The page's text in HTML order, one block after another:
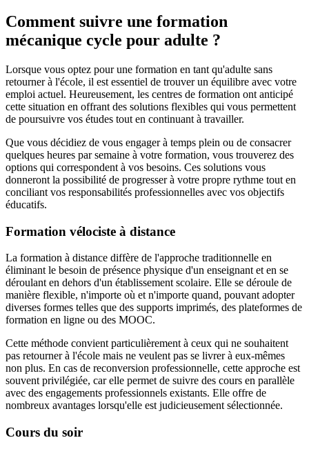
Comment suivre une formation
mécanique cycle pour adulte ?
Lorsque vous optez pour une formation en tant qu'adulte sans
retourner à l'école, il est essentiel de trouver un équilibre avec votre
emploi actuel. Heureusement, les centres de formation ont anticipé
cette situation en offrant des solutions flexibles qui vous permettent
de poursuivre vos études tout en continuant à travailler.
Que vous décidiez de vous engager à temps plein ou de consacrer
quelques heures par semaine à votre formation, vous trouverez des
options qui correspondent à vos besoins. Ces solutions vous
donneront la possibilité de progresser à votre propre rythme tout en
conciliant vos responsabilités professionnelles avec vos objectifs
éducatifs.
Formation vélociste à distance
La formation à distance diffère de l'approche traditionnelle en
éliminant le besoin de présence physique d'un enseignant et en se
déroulant en dehors d'un établissement scolaire. Elle se déroule de
manière flexible, n'importe où et n'importe quand, pouvant adopter
diverses formes telles que des supports imprimés, des plateformes de
formation en ligne ou des MOOC.
Cette méthode convient particulièrement à ceux qui ne souhaitent
pas retourner à l'école mais ne veulent pas se livrer à eux-mêmes
non plus. En cas de reconversion professionnelle, cette approche est
souvent privilégiée, car elle permet de suivre des cours en parallèle
avec des engagements professionnels existants. Elle offre de
nombreux avantages lorsqu'elle est judicieusement sélectionnée.
Cours du soir